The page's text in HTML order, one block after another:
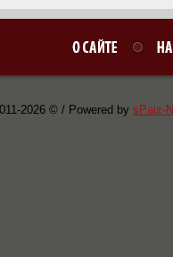
2026 © / Powered by sPaiz-